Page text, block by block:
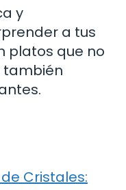
y
a tus
platos que no
también
Cristales: